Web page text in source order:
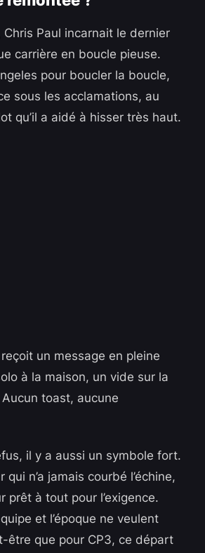
Chris Paul incarnait le dernier
carrière en boucle pieuse.
pour boucler la boucle,
sous les acclamations, au
qu’il a aidé à hisser très haut.
un message en pleine
à la maison, un vide sur la
toast, aucune
il y a aussi un symbole fort.
qui n’a jamais courbé l’échine,
prêt à tout pour l’exigence.
et l’époque ne veulent
être que pour CP3, ce départ